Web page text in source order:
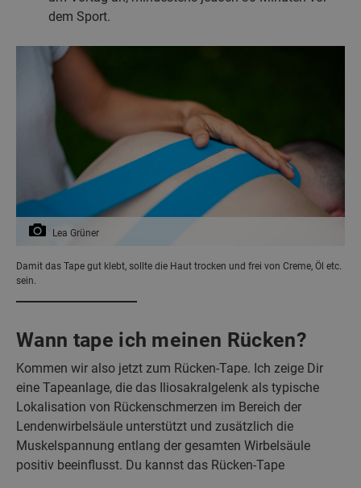
dem Sport.
Lea Grüner
Damit das Tape gut klebt, sollte die Haut trocken und frei von Creme, Öl etc.
sein.
Wann tape ich meinen Rücken?
Kommen wir also jetzt zum Rücken-Tape. Ich zeige Dir
eine Tapeanlage, die das Iliosakralgelenk als typische
Lokalisation von Rückenschmerzen im Bereich der
Lendenwirbelsäule unterstützt und zusätzlich die
Muskelspannung entlang der gesamten Wirbelsäule
positiv beeinflusst. Du kannst das Rücken-Tape